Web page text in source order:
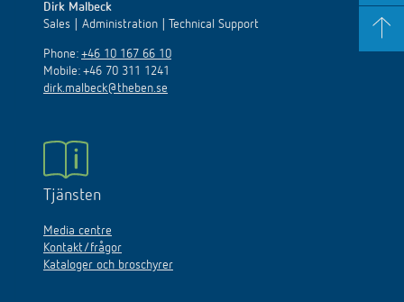
Dirk Malbeck
Sales | Administration | Technical Support
Phone: +46 10 167 66 10
Mobile: +46 70 311 1241
dirk.malbeck@theben.se
Tjänsten
Media centre
Kontakt/frågor
Kataloger och broschyrer